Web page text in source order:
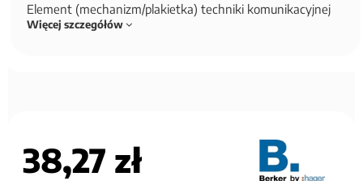
Element (mechanizm/plakietka) techniki komunikacyjnej
Więcej szczegółów
38,27 zł